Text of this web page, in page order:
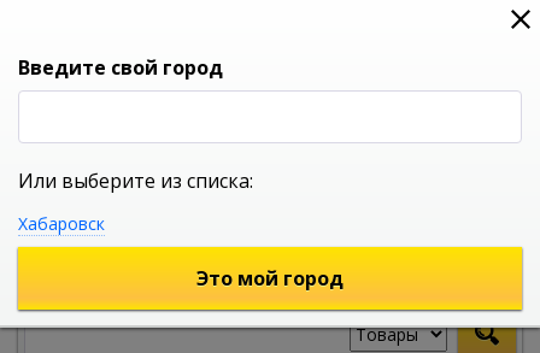
0
УНИВЕРСАЛЬНЫЙ ИНТЕРНЕТ МАГАЗИН
Введите свой город
Или выберите из списка:
Хабаровск
Это мой город